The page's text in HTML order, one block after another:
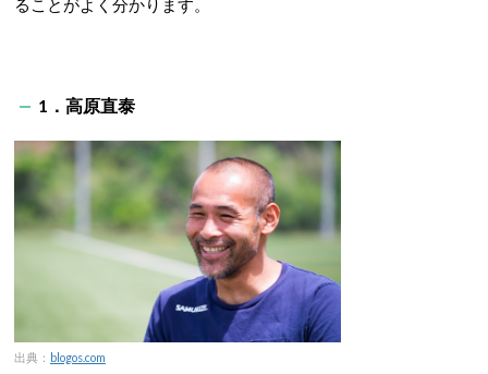
ることがよく分かります。
1．高原直泰
出典： blogos.com